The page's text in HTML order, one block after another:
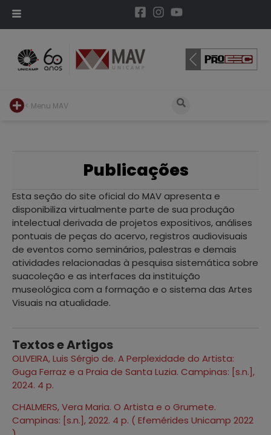
< Menu MAV
Publicações
Esta seção do site oficial do MAV apresenta e
disponibiliza virtualmente parte de sua produção
intelectual derivada de projetos expositivos, análises
pontuais de peças do acervo, registros audiovisuais
de eventos como seminários, palestras e demais
atividades relacionadas à pesquisa sistemática sobre
suacoleção e as interfaces da instituição
museológica com a formação e o sistema das Artes
Visuais na atualidade.
Textos e Artigos
OLIVEIRA, Luis Sérgio de. A Perplexidade do Artista:
Guga Ferraz e a Praia de Santa Luzia. Campinas: [s.n.],
2024. 4 p.
CHALMERS, Vera Maria. O Artista e o Grumete.
Campinas: [s.n.], 2022. 4 p. ( Efemérides Unicamp 2022